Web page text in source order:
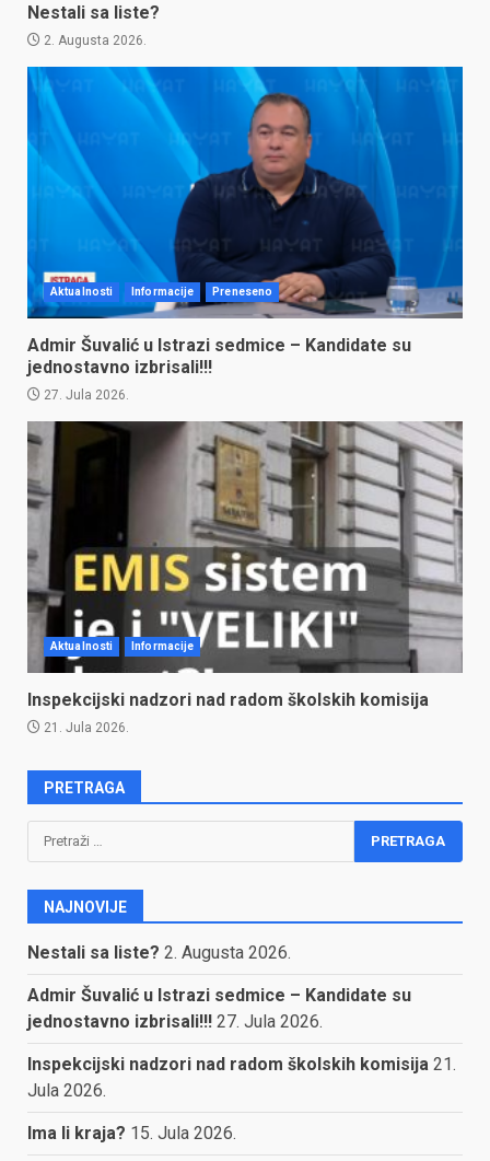
Nestali sa liste?
2. Augusta 2026.
Aktualnosti Informacije Preneseno
Admir Šuvalić u Istrazi sedmice – Kandidate su
jednostavno izbrisali!!!
27. Jula 2026.
Aktualnosti Informacije
Inspekcijski nadzori nad radom školskih komisija
21. Jula 2026.
PRETRAGA
Pretraga:
NAJNOVIJE
Nestali sa liste? 2. Augusta 2026.
Admir Šuvalić u Istrazi sedmice – Kandidate su
jednostavno izbrisali!!! 27. Jula 2026.
Inspekcijski nadzori nad radom školskih komisija 21.
Jula 2026.
Ima li kraja? 15. Jula 2026.